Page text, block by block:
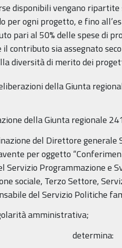
disponibili vengano
per ogni progetto, e fino
pari al 50% delle spese di
il contributo sia assegnato
diversità di merito dei
della Giunta
della Giunta regionale
del Direttore generale
per oggetto
Servizio Programmazione e
sociale, Terzo Settore,
del Servizio Politiche
amministrativa;
determina: